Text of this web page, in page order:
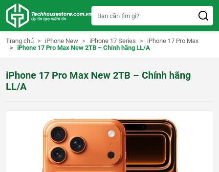
Trang chủ iPhone New iPhone 17 Series
iPhone 17 Pro Max
iPhone 17 Pro Max New 2TB – Chính hãng LL/A
iPhone 17 Pro Max New 2TB – Chính hãng
LL/A